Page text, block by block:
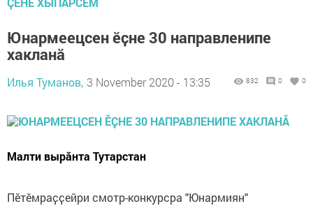
Юнармеецсен ӗҫне 30 направленипе
хакланӑ
Илья Туманов, 3 November 2020 - 13:35 832 0 0
Малти вырӑнта Тутарстан
Пӗтӗмраҫҫейри смотр-конкурсра "Юнармиян"